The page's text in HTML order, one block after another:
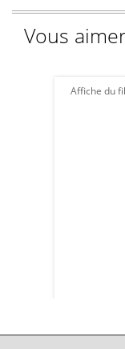
Vous
Affiche du